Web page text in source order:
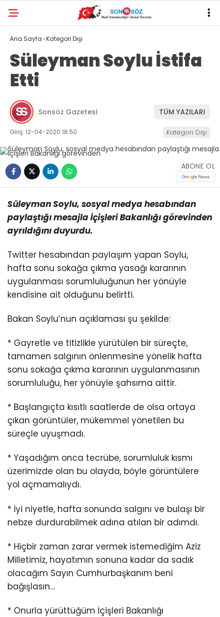
Ana Sayfa ›Kategori Dışı
Süleyman Soylu İstifa
Etti
Sonsöz Gazetesi TÜM YAZILARI
Giriş: 12-04-2020 18:50 Kategori Dışı
ABONE OL
Süleyman Soylu, sosyal medya hesabından
paylaştığı mesajla İçişleri Bakanlığı görevinden
ayrıldığını duyurdu.
Twitter hesabından paylaşım yapan Soylu,
hafta sonu sokağa çıkma yasağı kararının
uygulanması sorumluluğunun her yönüyle
kendisine ait olduğunu belirtti.
Bakan Soylu’nun açıklaması şu şekilde:
* Gayretle ve titizlikle yürütülen bir süreçte,
tamamen salgının önlenmesine yönelik hafta
sonu sokağa çıkma kararının uygulanmasının
sorumluluğu, her yönüyle şahsıma aittir.
* Başlangıçta kısıtlı saatlerde de olsa ortaya
çıkan görüntüler, mükemmel yönetilen bu
süreçle uyuşmadı.
* Yaşadığım onca tecrübe, sorumluluk kısmı
üzerimizde olan bu olayda, böyle görüntülere
yol açmamalıydı.
* İyi niyetle, hafta sonunda salgını ve bulaşı bir
nebze durdurabilmek adına atılan bir adımdı.
* Hiçbir zaman zarar vermek istemediğim Aziz
Milletimiz, hayatımın sonuna kadar da sadık
olacağım Sayın Cumhurbaşkanım beni
bağışlasın…
* Onurla yürüttüğüm İçişleri Bakanlığı